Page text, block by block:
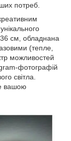
потреб.
см, обладнана
(тепле,
можливостей
фотографій
світла.
вашою